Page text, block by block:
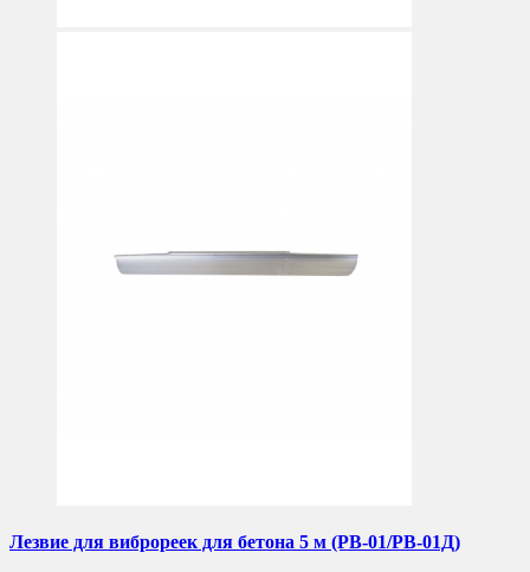
Лезвие для виброреек для бетона 5 м (РВ-01/РВ-01Д)